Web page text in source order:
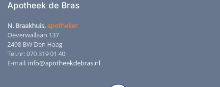
Apotheek de Bras
N. Braakhuis,apotheker
Oeverwallaan 137
2498 BW Den Haag
Tel.nr: 070 319 01 40
E-mail: info@apotheekdebras.nl